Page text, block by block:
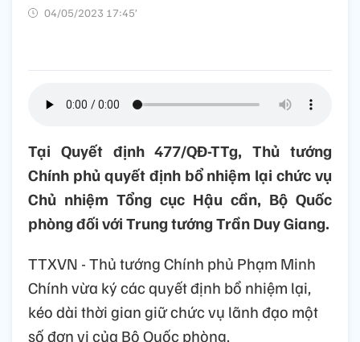
04/05/2023 17:45’
Tại Quyết định 477/QĐ-TTg, Thủ tướng
Chính phủ quyết định bổ nhiệm lại chức vụ
Chủ nhiệm Tổng cục Hậu cần, Bộ Quốc
phòng đối với Trung tướng Trần Duy Giang.
TTXVN - Thủ tướng Chính phủ Phạm Minh
Chính vừa ký các quyết định bổ nhiệm lại,
kéo dài thời gian giữ chức vụ lãnh đạo một
số đơn vị của Bộ Quốc phòng.